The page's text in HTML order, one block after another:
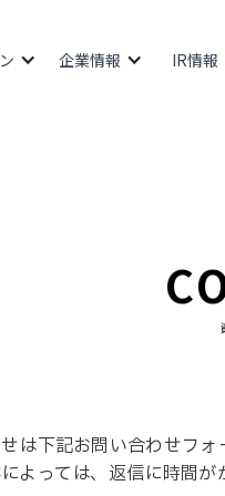
企業情報 IR情報
は下記お問い合わせフォ
よっては、返信に時間